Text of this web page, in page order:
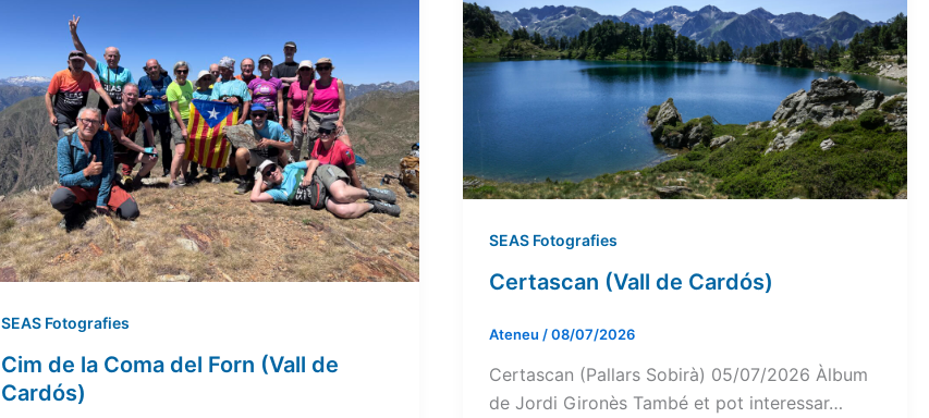
SEAS Fotografies
Cim de la Coma del Forn (Vall de
Cardós)
SEAS Fotografies
Certascan (Vall de Cardós)
Ateneu /08/07/2026
Certascan (Pallars Sobirà) 05/07/2026 Àlbum
de Jordi Gironès També et pot interessar…